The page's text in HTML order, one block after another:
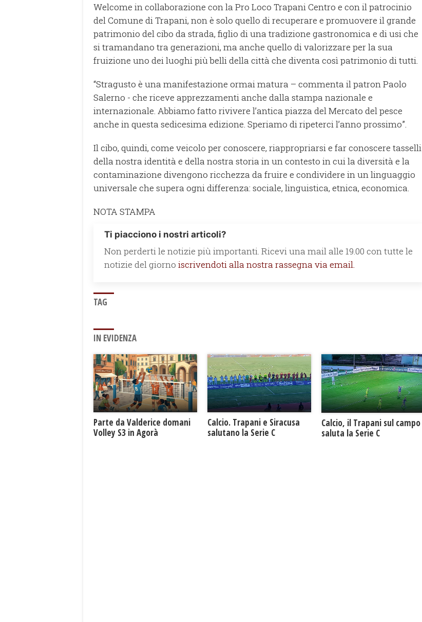
Welcome in collaborazione con la Pro Loco Trapani Centro e con il patrocinio
del Comune di Trapani, non è solo quello di recuperare e promuovere il grande
patrimonio del cibo da strada, figlio di una tradizione gastronomica e di usi che
si tramandano tra generazioni, ma anche quello di valorizzare per la sua
fruizione uno dei luoghi più belli della città che diventa così patrimonio di tutti.
“Stragusto è una manifestazione ormai matura – commenta il patron Paolo
Salerno - che riceve apprezzamenti anche dalla stampa nazionale e
internazionale. Abbiamo fatto rivivere l’antica piazza del Mercato del pesce
anche in questa sedicesima edizione. Speriamo di ripeterci l’anno prossimo”.
Il cibo, quindi, come veicolo per conoscere, riappropriarsi e far conoscere tasselli
della nostra identità e della nostra storia in un contesto in cui la diversità e la
contaminazione divengono ricchezza da fruire e condividere in un linguaggio
universale che supera ogni differenza: sociale, linguistica, etnica, economica.
NOTA STAMPA
Ti piacciono i nostri articoli?
Non perderti le notizie più importanti. Ricevi una mail alle 19.00 con tutte le
notizie del giorno iscrivendoti alla nostra rassegna via email.
TAG
IN EVIDENZA
Parte da Valderice domani
Volley S3 in Agorà
Calcio. Trapani e Siracusa
salutano la Serie C
Calcio, il Trapani sul campo
saluta la Serie C